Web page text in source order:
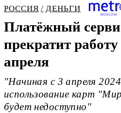
РОССИЯ ДЕНЬГИ
Платёжный
прекратит
апреля
"Начиная с 3 апреля
использование карт
будет недоступно"